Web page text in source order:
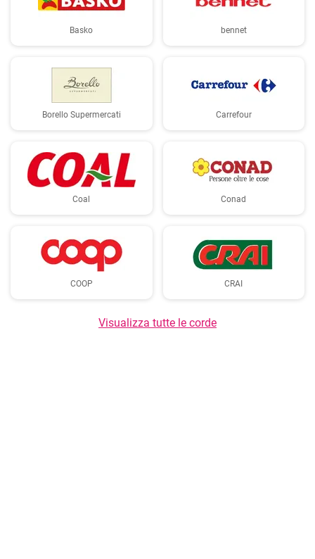
Basko bennet
Borello Supermercati Carrefour
Coal Conad
COOP CRAI
Visualizza tutte le corde